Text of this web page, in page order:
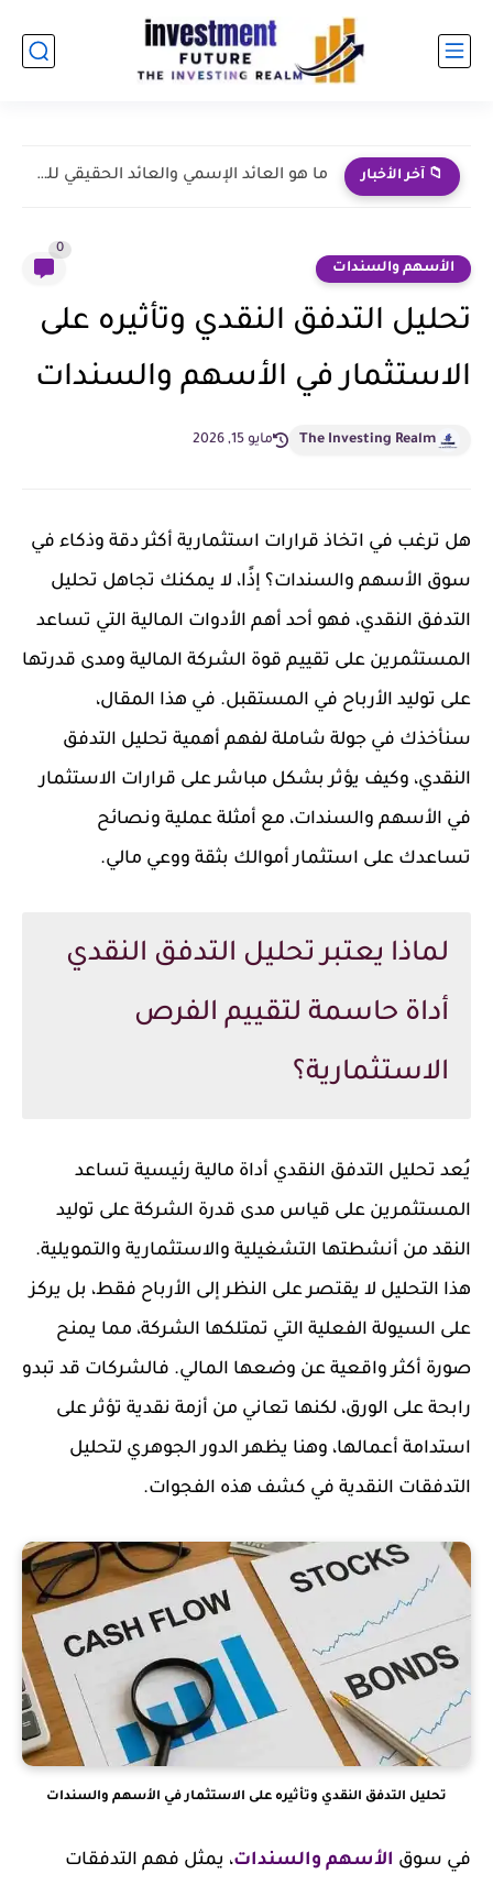
📁 آخر الأخبار نجاحات طارق نور | من الإعلانات إلى الاستثمار الإعلامي
الأسهم والسندات
0
تحليل التدفق النقدي وتأثيره على
الاستثمار في الأسهم والسندات
The Investing Realm مايو 15, 2026
هل ترغب في اتخاذ قرارات استثمارية أكثر دقة وذكاء في
سوق الأسهم والسندات؟ إذًا، لا يمكنك تجاهل تحليل
التدفق النقدي، فهو أحد أهم الأدوات المالية التي تساعد
المستثمرين على تقييم قوة الشركة المالية ومدى قدرتها
على توليد الأرباح في المستقبل. في هذا المقال،
سنأخذك في جولة شاملة لفهم أهمية تحليل التدفق
النقدي، وكيف يؤثر بشكل مباشر على قرارات الاستثمار
في الأسهم والسندات، مع أمثلة عملية ونصائح
تساعدك على استثمار أموالك بثقة ووعي مالي.
لماذا يعتبر تحليل التدفق النقدي
أداة حاسمة لتقييم الفرص
الاستثمارية؟
يُعد تحليل التدفق النقدي أداة مالية رئيسية تساعد
المستثمرين على قياس مدى قدرة الشركة على توليد
النقد من أنشطتها التشغيلية والاستثمارية والتمويلية.
هذا التحليل لا يقتصر على النظر إلى الأرباح فقط، بل يركز
على السيولة الفعلية التي تمتلكها الشركة، مما يمنح
صورة أكثر واقعية عن وضعها المالي. فالشركات قد تبدو
رابحة على الورق، لكنها تعاني من أزمة نقدية تؤثر على
استدامة أعمالها، وهنا يظهر الدور الجوهري لتحليل
التدفقات النقدية في كشف هذه الفجوات.
تحليل التدفق النقدي وتأثيره على الاستثمار في الأسهم والسندات
في سوق الأسهم والسندات، يمثل فهم التدفقات